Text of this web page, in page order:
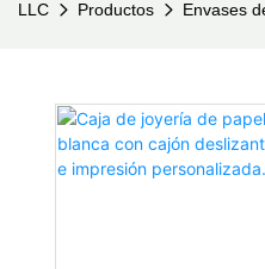
LLC Productos Envases